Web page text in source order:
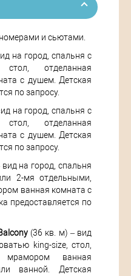
и сьютами.
на город, спальня с
отделанная
с душем. Детская
по запросу.
на город, спальня с
отделанная
с душем. Детская
по запросу.
на город, спальня
2-мя отдельными,
ванная комната с
предоставляется по
(36 кв. м) – вид
king-size, стол,
мрамором ванная
ванной. Детская